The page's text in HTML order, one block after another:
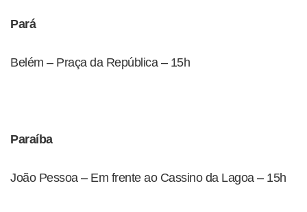
Pará
Belém – Praça da República – 15h
Paraíba
João Pessoa – Em frente ao Cassino da Lagoa – 15h